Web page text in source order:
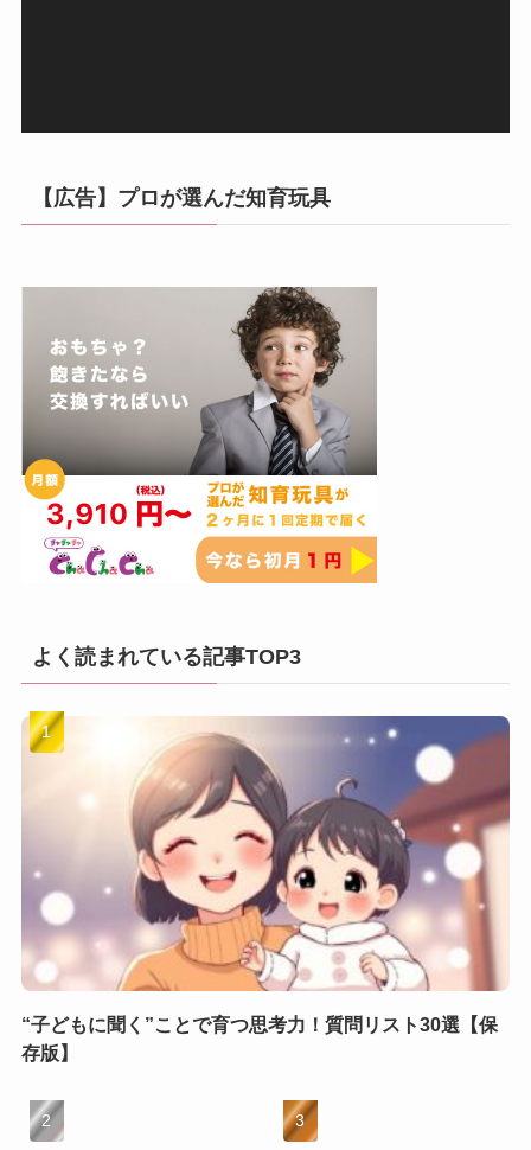
【広告】プロが選んだ知育玩具
よく読まれている記事TOP3
“子どもに聞く”ことで育つ思考力！質問リスト30選【保
存版】